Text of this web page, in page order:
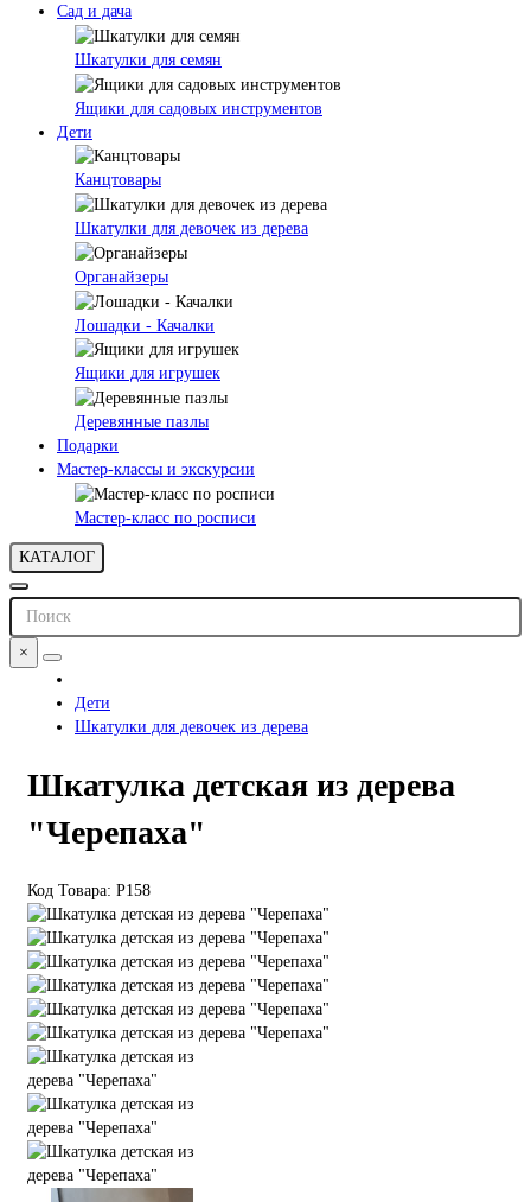
Сад и дача
Шкатулки для семян
Ящики для садовых инструментов
Дети
Канцтовары
Шкатулки для девочек из дерева
Органайзеры
Лошадки - Качалки
Ящики для игрушек
Деревянные пазлы
Подарки
Мастер-классы и экскурсии
Мастер-класс по росписи
КАТАЛОГ
×
Дети
Шкатулки для девочек из дерева
Шкатулка детская из дерева
"Черепаха"
Код Товара: P158